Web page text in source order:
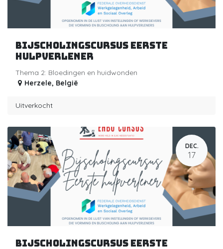
Bijscholingscursus eerste
hulpverlener
Thema 2: Bloedingen en huidwonden
Herzele, België
Uitverkocht
DEC.
17
Bijscholingscursus eerste